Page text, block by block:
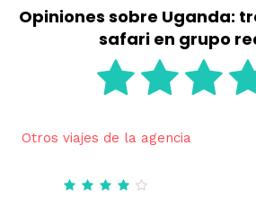
Opiniones sobre Uganda:
safari en grupo
Otros viajes de la agencia